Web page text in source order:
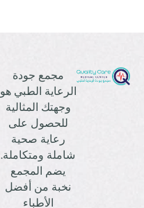
مجمع جودة
الرعاية الطبي هو
وجهتك المثالية
للحصول على
رعاية صحية
شاملة ومتكاملة.
يضم المجمع
نخبة من أفضل
الأطباء